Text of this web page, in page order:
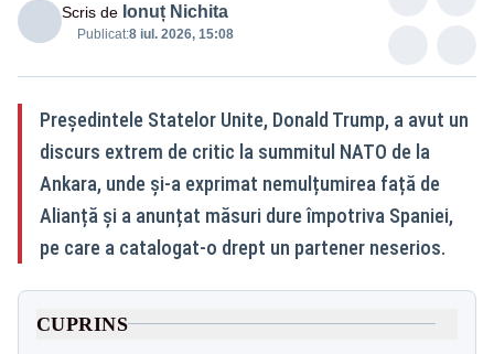
Scris de Ionuț Nichita
Publicat:8 iul. 2026, 15:08
Președintele Statelor Unite, Donald Trump, a avut un
discurs extrem de critic la summitul NATO de la
Ankara, unde și-a exprimat nemulțumirea față de
Alianță și a anunțat măsuri dure împotriva Spaniei,
pe care a catalogat-o drept un partener neserios.
CUPRINS